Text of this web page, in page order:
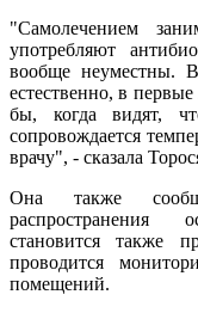
"Самолечением
употребляют
вообще неуместны.
естественно, в
бы, когда видят,
сопровождается
врачу", - сказала
Она также
распространения
становится также
проводится
помещений.